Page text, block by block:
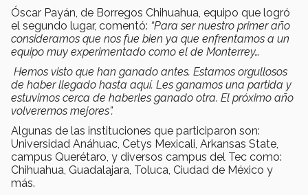
Óscar Payán, de Borregos Chihuahua, equipo que logró
el segundo lugar, comentó: “Para ser nuestro primer año
consideramos que nos fue bien ya que enfrentamos a un
equipo muy experimentado como el de Monterrey…
Hemos visto que han ganado antes. Estamos orgullosos
de haber llegado hasta aquí. Les ganamos una partida y
estuvimos cerca de haberles ganado otra. El próximo año
volveremos mejores”.
Algunas de las instituciones que participaron son:
Universidad Anáhuac, Cetys Mexicali, Arkansas State,
campus Querétaro, y diversos campus del Tec como:
Chihuahua, Guadalajara, Toluca, Ciudad de México y
más.